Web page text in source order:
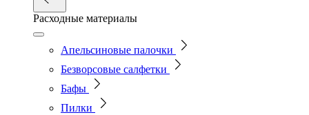
Расходные материалы
Апельсиновые палочки
Безворсовые салфетки
Бафы
Пилки